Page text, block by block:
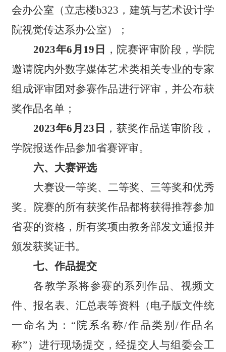
会办公室（立志楼b323，建筑与艺术设计学
院视觉传达系办公室）；
2023年6月 19 日
，院赛评审阶段，学院
邀请院内外数字媒体艺术类相关专业的专家
组成评审团对参赛作品进行评审，并公布获
奖作品名单；
2023年6月23日 ，获奖作品送审阶段，
学院报送作品参加省赛评审。
六、大赛评选
大赛设一等奖、二等奖、三等奖和优秀
奖。院赛的所有获奖作品都将获得推荐参加
省赛的资格，所有奖项由教务部发文通报并
颁发获奖证书。
七、作品提交
各教学系将参赛的系列作品、视频文
件、报名表、汇总表等资料（电子版文件统
一命名为： “院系名称/作品类别/作品名
称”）进行现场提交，经提交人与组委会工